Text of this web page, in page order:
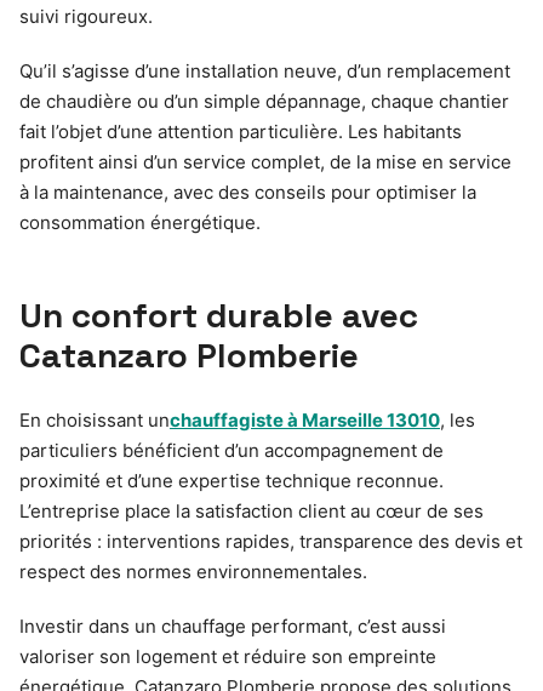
suivi rigoureux.
Qu’il s’agisse d’une installation neuve, d’un remplacement
de chaudière ou d’un simple dépannage, chaque chantier
fait l’objet d’une attention particulière. Les habitants
profitent ainsi d’un service complet, de la mise en service
à la maintenance, avec des conseils pour optimiser la
consommation énergétique.
Un confort durable avec
Catanzaro Plomberie
En choisissant unchauffagiste à Marseille 13010, les
particuliers bénéficient d’un accompagnement de
proximité et d’une expertise technique reconnue.
L’entreprise place la satisfaction client au cœur de ses
priorités : interventions rapides, transparence des devis et
respect des normes environnementales.
Investir dans un chauffage performant, c’est aussi
valoriser son logement et réduire son empreinte